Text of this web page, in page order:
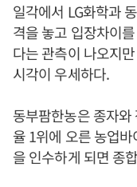
일각에서 LG화학과
격을 놓고 입장차이
다는 관측이 나오지
시각이 우세하다.
동부팜한농은 종자
율 1위에 오른 농업
을 인수하게 되면 종